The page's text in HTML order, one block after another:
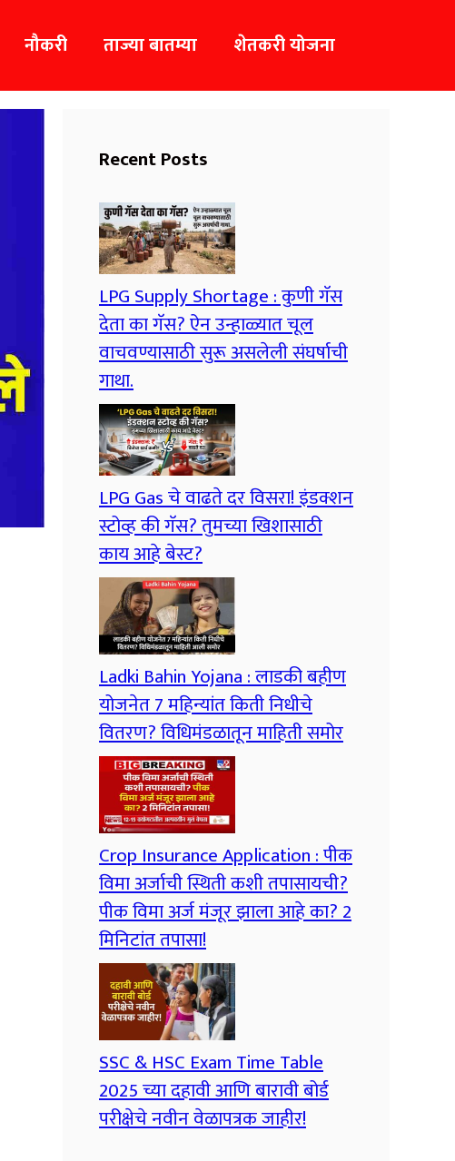
नौकरी ताज्या बातम्या शेतकरी योजना
Recent Posts
LPG Supply Shortage : कुणी गॅस
देता का गॅस? ऐन उन्हाळ्यात चूल
वाचवण्यासाठी सुरू असलेली संघर्षाची
गाथा.
LPG Gas चे वाढते दर विसरा! इंडक्शन
स्टोव्ह की गॅस? तुमच्या खिशासाठी
काय आहे बेस्ट?
Ladki Bahin Yojana : लाडकी बहीण
योजनेत 7 महिन्यांत किती निधीचे
वितरण? विधिमंडळातून माहिती समोर
Crop Insurance Application : पीक
विमा अर्जाची स्थिती कशी तपासायची?
पीक विमा अर्ज मंजूर झाला आहे का? 2
मिनिटांत तपासा!
SSC & HSC Exam Time Table
2025 च्या दहावी आणि बारावी बोर्ड
परीक्षेचे नवीन वेळापत्रक जाहीर!